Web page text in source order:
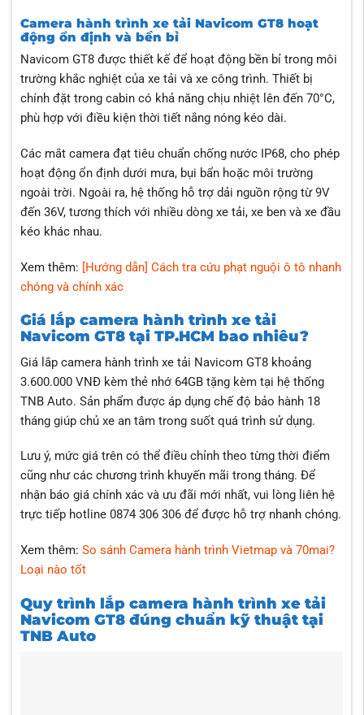
Camera hành trình xe tải Navicom GT8 hoạt
động ổn định và bền bỉ
Navicom GT8 được thiết kế để hoạt động bền bỉ trong môi
trường khắc nghiệt của xe tải và xe công trình. Thiết bị
chính đặt trong cabin có khả năng chịu nhiệt lên đến 70°C,
phù hợp với điều kiện thời tiết nắng nóng kéo dài.
Các mắt camera đạt tiêu chuẩn chống nước IP68, cho phép
hoạt động ổn định dưới mưa, bụi bẩn hoặc môi trường
ngoài trời. Ngoài ra, hệ thống hỗ trợ dải nguồn rộng từ 9V
đến 36V, tương thích với nhiều dòng xe tải, xe ben và xe đầu
kéo khác nhau.
Xem thêm: [Hướng dẫn] Cách tra cứu phạt nguội ô tô nhanh
chóng và chính xác
Giá lắp camera hành trình xe tải
Navicom GT8 tại TP.HCM bao nhiêu?
Giá lắp camera hành trình xe tải Navicom GT8 khoảng
3.600.000 VNĐ kèm thẻ nhớ 64GB tặng kèm tại hệ thống
TNB Auto. Sản phẩm được áp dụng chế độ bảo hành 18
tháng giúp chủ xe an tâm trong suốt quá trình sử dụng.
Lưu ý, mức giá trên có thể điều chỉnh theo từng thời điểm
cũng như các chương trình khuyến mãi trong tháng. Để
nhận báo giá chính xác và ưu đãi mới nhất, vui lòng liên hệ
trực tiếp hotline 0874 306 306 để được hỗ trợ nhanh chóng.
Xem thêm: So sánh Camera hành trình Vietmap và 70mai?
Loại nào tốt
Quy trình lắp camera hành trình xe tải
Navicom GT8 đúng chuẩn kỹ thuật tại
TNB Auto